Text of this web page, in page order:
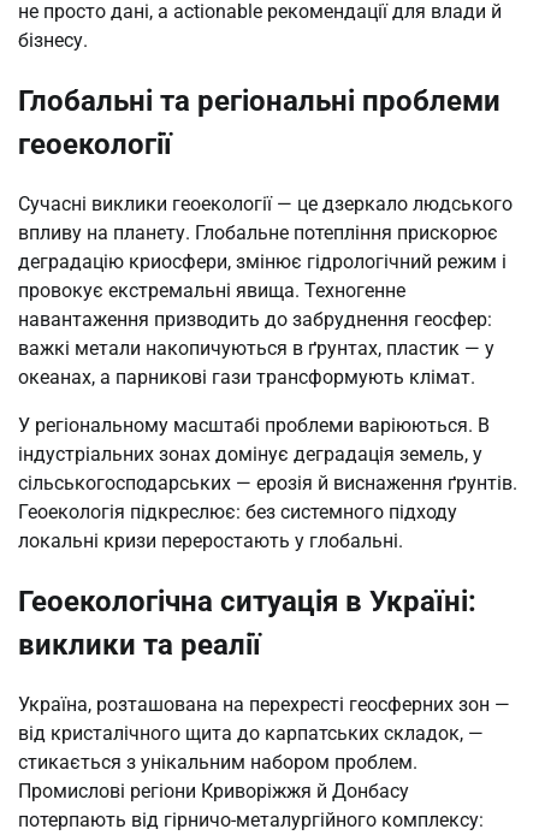
не просто дані, а actionable рекомендації для влади й
бізнесу.
Глобальні та регіональні проблеми
геоекології
Сучасні виклики геоекології — це дзеркало людського
впливу на планету. Глобальне потепління прискорює
деградацію криосфери, змінює гідрологічний режим і
провокує екстремальні явища. Техногенне
навантаження призводить до забруднення геосфер:
важкі метали накопичуються в ґрунтах, пластик — у
океанах, а парникові гази трансформують клімат.
У регіональному масштабі проблеми варіюються. В
індустріальних зонах домінує деградація земель, у
сільськогосподарських — ерозія й виснаження ґрунтів.
Геоекологія підкреслює: без системного підходу
локальні кризи переростають у глобальні.
Геоекологічна ситуація в Україні:
виклики та реалії
Україна, розташована на перехресті геосферних зон —
від кристалічного щита до карпатських складок, —
стикається з унікальним набором проблем.
Промислові регіони Криворіжжя й Донбасу
потерпають від гірничо-металургійного комплексу: